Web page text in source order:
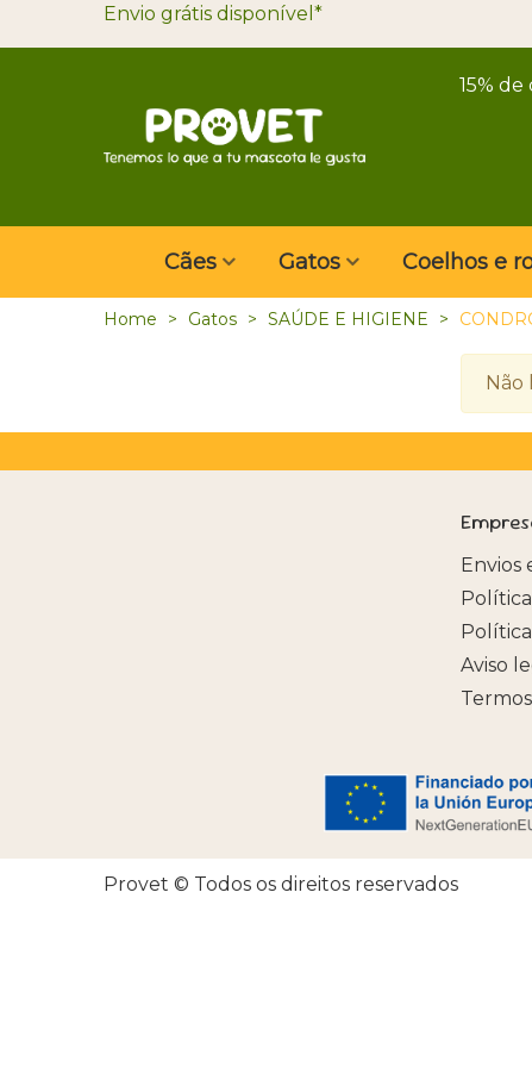
Envio grátis disponível*
15%
Cães Gatos Coelhos e
Home > Gatos > SAÚDE E HIGIENE >
Não
Envios
Aviso
Provet © Todos os direitos reservados